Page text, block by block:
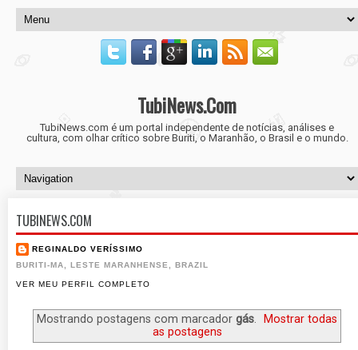
TubiNews.Com
TubiNews.com é um portal independente de notícias, análises e
cultura, com olhar crítico sobre Buriti, o Maranhão, o Brasil e o mundo.
TUBINEWS.COM
REGINALDO VERÍSSIMO
BURITI-MA, LESTE MARANHENSE, BRAZIL
VER MEU PERFIL COMPLETO
Mostrando postagens com marcador gás.
Mostrar todas
as postagens